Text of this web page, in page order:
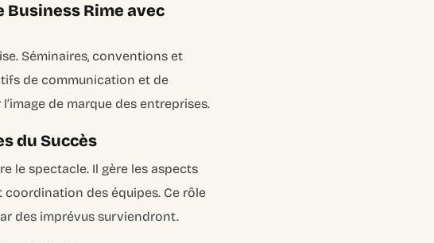
Business Rime avec
Séminaires, conventions et
de communication et de
de marque des entreprises.
du Succès
le spectacle. Il gère les aspects
des équipes. Ce rôle
des imprévus surviendront.